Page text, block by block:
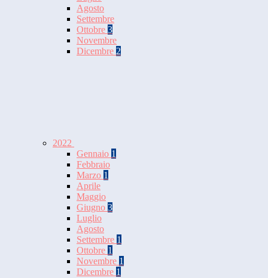
Agosto
Settembre
Ottobre 3
Novembre
Dicembre 2
2022
Gennaio 1
Febbraio
Marzo 1
Aprile
Maggio
Giugno 3
Luglio
Agosto
Settembre 1
Ottobre 1
Novembre 1
Dicembre 1